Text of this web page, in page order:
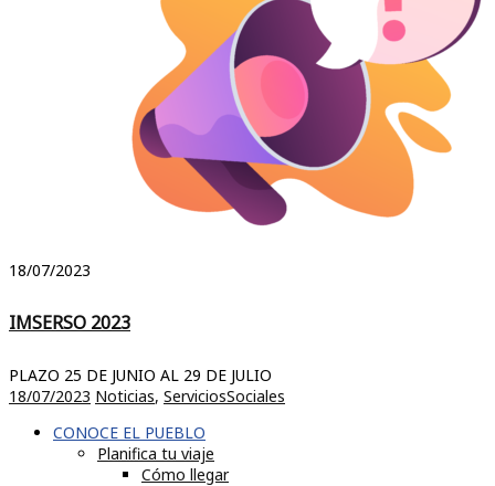
18/07/2023
IMSERSO 2023
PLAZO 25 DE JUNIO AL 29 DE JULIO
18/07/2023 Noticias, ServiciosSociales
CONOCE EL PUEBLO
Planifica tu viaje
Cómo llegar